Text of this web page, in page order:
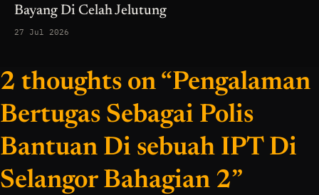
Bayang Di Celah Jelutung
27 Jul 2026
2 thoughts on “Pengalaman
Bertugas Sebagai Polis
Bantuan Di sebuah IPT Di
Selangor Bahagian 2”